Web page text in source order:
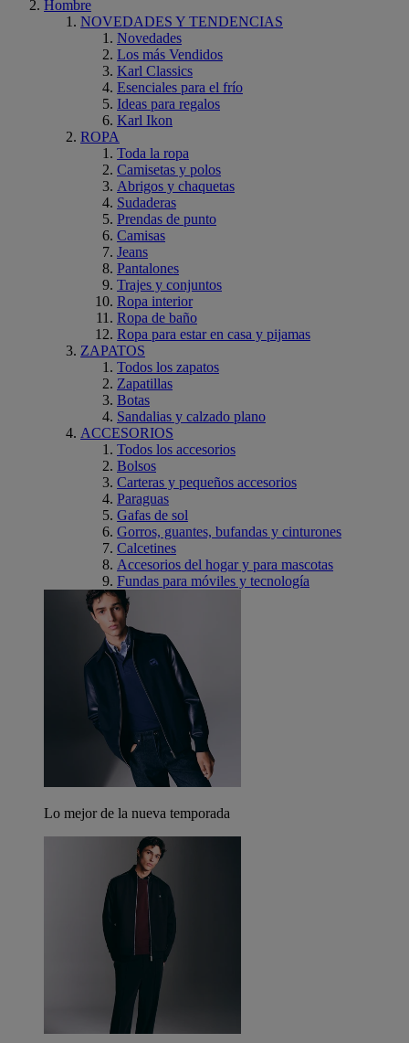
Hombre
NOVEDADES Y TENDENCIAS
Novedades
Los más Vendidos
Karl Classics
Esenciales para el frío
Ideas para regalos
Karl Ikon
ROPA
Toda la ropa
Camisetas y polos
Abrigos y chaquetas
Sudaderas
Prendas de punto
Camisas
Jeans
Pantalones
Trajes y conjuntos
Ropa interior
Ropa de baño
Ropa para estar en casa y pijamas
ZAPATOS
Todos los zapatos
Zapatillas
Botas
Sandalias y calzado plano
ACCESORIOS
Todos los accesorios
Bolsos
Carteras y pequeños accesorios
Paraguas
Gafas de sol
Gorros, guantes, bufandas y cinturones
Calcetines
Accesorios del hogar y para mascotas
Fundas para móviles y tecnología
Lo mejor de la nueva temporada